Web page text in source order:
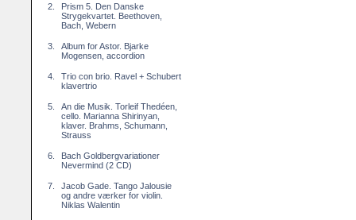
2.
Prism 5. Den Danske
Strygekvartet. Beethoven,
Bach, Webern
3.
Album for Astor. Bjarke
Mogensen, accordion
4.
Trio con brio. Ravel + Schubert
klavertrio
5.
An die Musik. Torleif Thedéen,
cello. Marianna Shirinyan,
klaver. Brahms, Schumann,
Strauss
6.
Bach Goldbergvariationer
Nevermind (2 CD)
7.
Jacob Gade. Tango Jalousie
og andre værker for violin.
Niklas Walentin